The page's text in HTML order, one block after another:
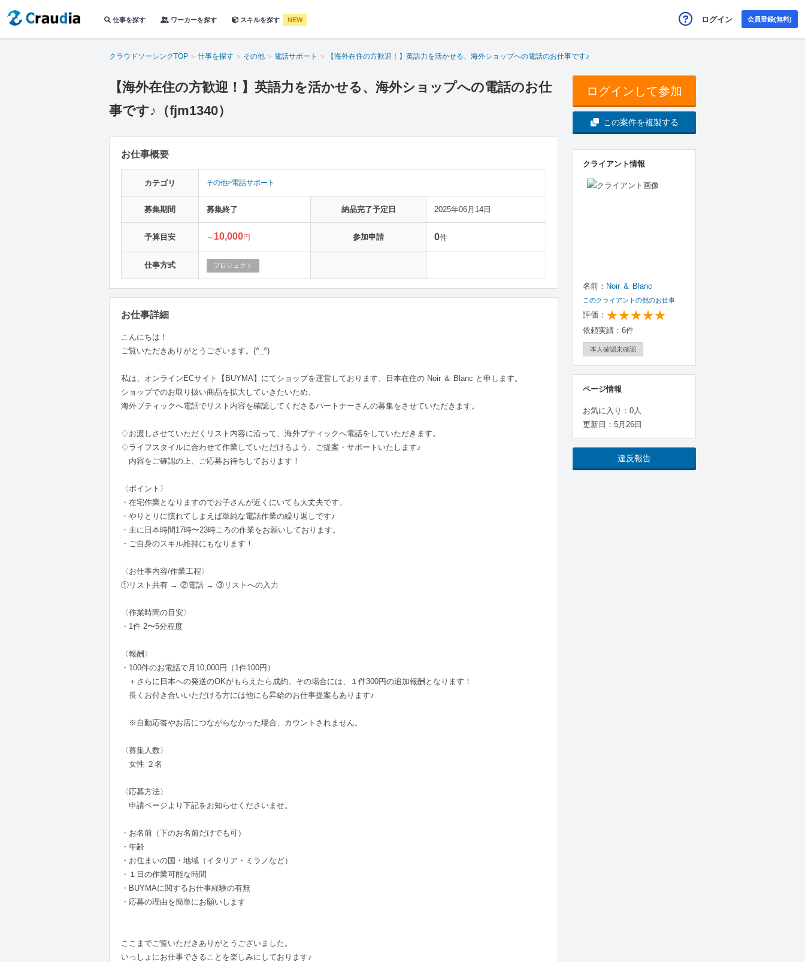
仕事を探す ワーカーを探す スキルを探す NEW ログイン 会員登録(無料)
クラウドソーシングTOP 仕事を探す その他 電話サポート 【海外在住の方歓迎！】英語力を活かせる、海外ショップへの電話のお仕事です♪
【海外在住の方歓迎！】英語力を活かせる、海外ショップへの電話のお仕
事です♪（fjm1340）
お仕事概要
カテゴリ その他>電話サポート
募集期間 募集終了 納品完了予定日 2025年06月14日
予算目安 ～ 10,000円 参加申請 0件
仕事方式 プロジェクト
お仕事詳細
こんにちは！
ご覧いただきありがとうございます。(^_^)
私は、オンラインECサイト【BUYMA】にてショップを運営しております、日本在住の Noir ＆ Blanc と申します。
ショップでのお取り扱い商品を拡大していきたいため、
海外ブティックへ電話でリスト内容を確認してくださるパートナーさんの募集をさせていただきます。
♢お渡しさせていただくリスト内容に沿って、海外ブティックへ電話をしていただきます。
♢ライフスタイルに合わせて作業していただけるよう、ご提案・サポートいたします♪
内容をご確認の上、ご応募お待ちしております！
〈ポイント〉
・在宅作業となりますのでお子さんが近くにいても大丈夫です。
・やりとりに慣れてしまえば単純な電話作業の繰り返しです♪
・主に日本時間17時〜23時ころの作業をお願いしております。
・ご自身のスキル維持にもなります！
〈お仕事内容/作業工程〉
①リスト共有 → ②電話 → ③リストへの入力
〈作業時間の目安〉
・1件 2〜5分程度
〈報酬〉
・100件のお電話で月10,000円（1件100円）
＋さらに日本への発送のOKがもらえたら成約。その場合には、１件300円の追加報酬となります！
長くお付き合いいただける方には他にも昇給のお仕事提案もあります♪
※自動応答やお店につながらなかった場合、カウントされません。
〈募集人数〉
女性 ２名
〈応募方法〉
申請ページより下記をお知らせくださいませ。
・お名前（下のお名前だけでも可）
・年齢
・お住まいの国・地域（イタリア・ミラノなど）
・１日の作業可能な時間
・BUYMAに関するお仕事経験の有無
・応募の理由を簡単にお願いします
ここまでご覧いただきありがとうございました。
いっしょにお仕事できることを楽しみにしております♪
ログインして参加
この案件を複製する
クライアント情報
名前： Noir ＆ Blanc
このクライアントの他のお仕事
評価：
依頼実績：6件
本人確認未確認
ページ情報
お気に入り：0人
更新日：5月26日
違反報告